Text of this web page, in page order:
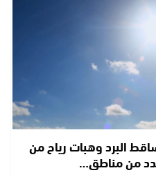
البرد وهبات رياح من
من مناطق…